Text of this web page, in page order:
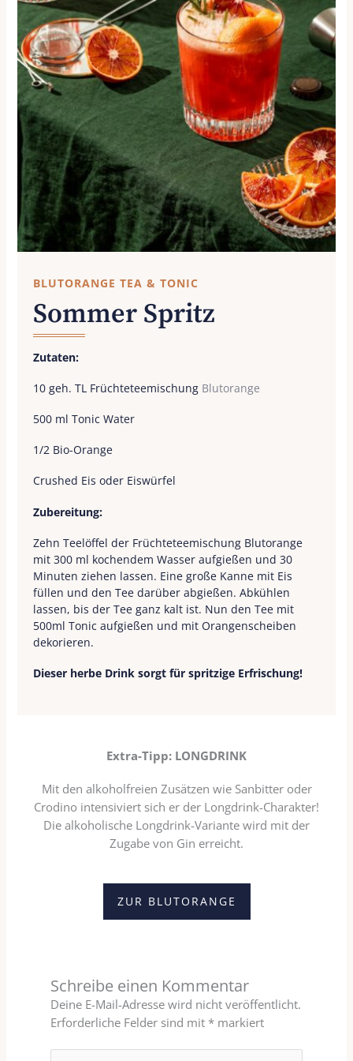
BLUTORANGE TEA & TONIC
Sommer Spritz
Zutaten:
10 geh. TL Früchteteemischung Blutorange
500 ml Tonic Water
1/2 Bio-Orange
Crushed Eis oder Eiswürfel
Zubereitung:
Zehn Teelöffel der Früchteteemischung Blutorange
mit 300 ml kochendem Wasser aufgießen und 30
Minuten ziehen lassen. Eine große Kanne mit Eis
füllen und den Tee darüber abgießen. Abkühlen
lassen, bis der Tee ganz kalt ist. Nun den Tee mit
500ml Tonic aufgießen und mit Orangenscheiben
dekorieren.
Dieser herbe Drink sorgt für spritzige Erfrischung!
Extra-Tipp: LONGDRINK
Mit den alkoholfreien Zusätzen wie Sanbitter oder
Crodino intensiviert sich er der Longdrink-Charakter!
Die alkoholische Longdrink-Variante wird mit der
Zugabe von Gin erreicht.
ZUR BLUTORANGE
Schreibe einen Kommentar
Deine E-Mail-Adresse wird nicht veröffentlicht.
Erforderliche Felder sind mit *markiert